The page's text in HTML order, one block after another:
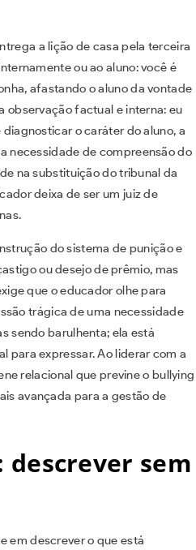
a lição de casa pela terceira
ou ao aluno: você é
afastando o aluno da vontade
observação factual e interna: eu
o caráter do aluno, a
necessidade de compreensão do
na substituição do tribunal da
deixa de ser um juiz de
do sistema de punição e
ou desejo de prêmio, mas
que o educador olhe para
trágica de uma necessidade
sendo barulhenta; ela está
para expressar. Ao liderar com a
relacional que previne o bullying
avançada para a gestão de
descrever sem
em descrever o que está